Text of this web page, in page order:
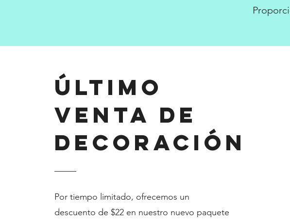
Último
Venta de
decoración
Por tiempo limitado, ofrecemos un
descuento de $22 en nuestro nuevo paquete